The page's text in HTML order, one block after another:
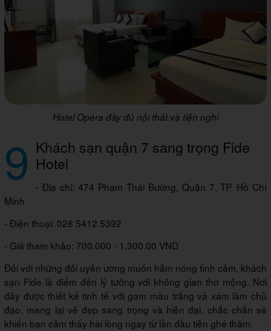
Hotel Opera đầy đủ nội thất và tiện nghi
9 Khách sạn quận 7 sang trọng Fide
Hotel
- Địa chỉ: 474 Phạm Thái Bường, Quận 7, TP. Hồ Chí
Minh
- Điện thoại: 028 5412 5392
- Giá tham khảo: 700.000 - 1.300.00 VND
Đối với những đôi uyên ương muốn hâm nóng tình cảm, khách
sạn Fide là điểm đến lý tưởng với không gian thơ mộng. Nơi
đây được thiết kế tinh tế với gam màu trắng và xám làm chủ
đạo, mang lại vẻ đẹp sang trọng và hiện đại, chắc chắn sẽ
khiến bạn cảm thấy hài lòng ngay từ lần đầu tiên ghé thăm.